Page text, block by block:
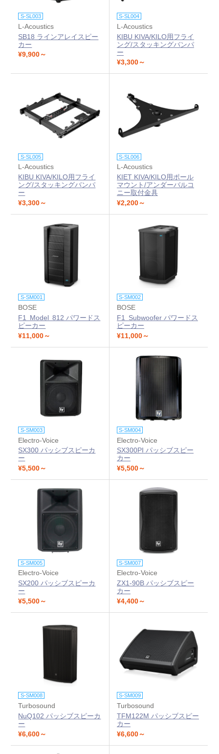
S-SL003
L-Acoustics
SB18 ラインアレイスピー
カー
¥9,900～
S-SL004
L-Acoustics
KIBU KIVA/KILO用フライ
ング/スタッキングバンパ
ー
¥3,300～
S-SL005
L-Acoustics
KIBU KIVA/KILO用フライ
ング/スタッキングバンパ
ー
¥3,300～
S-SL006
L-Acoustics
KIET KIVA/KILO用ポール
マウント/アンダーバルコ
ニー取付金具
¥2,200～
S-SM001
BOSE
F1 Model 812 パワードス
ピーカー
¥11,000～
S-SM002
BOSE
F1 Subwoofer パワードス
ピーカー
¥11,000～
S-SM003
Electro-Voice
SX300 パッシブスピーカ
ー
¥5,500～
S-SM004
Electro-Voice
SX300PI パッシブスピー
カー
¥5,500～
S-SM005
Electro-Voice
SX200 パッシブスピーカ
ー
¥5,500～
S-SM007
Electro-Voice
ZX1-90B パッシブスピー
カー
¥4,400～
S-SM008
Turbosound
NuQ102 パッシブスピーカ
ー
¥6,600～
S-SM009
Turbosound
TFM122M パッシブスピー
カー
¥6,600～